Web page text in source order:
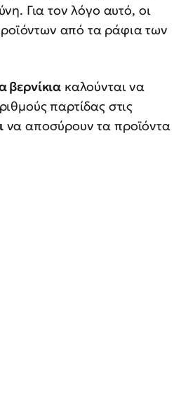
Για τον λόγο αυτό, οι
από τα ράφια των
βερνίκια καλούνται να
παρτίδας στις
να αποσύρουν τα προϊόντα